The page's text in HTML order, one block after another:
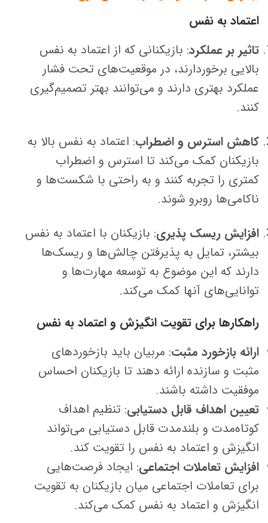
اعتماد به نفس
تاثیر بر عملکرد: بازیکنانی که از اعتماد به نفس
بالایی برخوردارند، در موقعیت‌های تحت فشار
عملکرد بهتری دارند و می‌توانند بهتر تصمیم‌گیری
کنند.
کاهش استرس و اضطراب: اعتماد به نفس بالا به
بازیکنان کمک می‌کند تا استرس و اضطراب
کمتری را تجربه کنند و به راحتی با شکست‌ها و
ناکامی‌ها روبرو شوند.
افزایش ریسک پذیری: بازیکنان با اعتماد به نفس
بیشتر، تمایل به پذیرفتن چالش‌ها و ریسک‌ها
دارند که این موضوع به توسعه مهارت‌ها و
توانایی‌های آنها کمک می‌کند.
راهکارها برای تقویت انگیزش و اعتماد به نفس
ارائه بازخورد مثبت: مربیان باید بازخوردهای
مثبت و سازنده ارائه دهند تا بازیکنان احساس
موفقیت داشته باشند.
تعیین اهداف قابل دستیابی: تنظیم اهداف
کوتاه‌مدت و بلندمدت قابل دستیابی می‌تواند
انگیزش و اعتماد به نفس را تقویت کند.
افزایش تعاملات اجتماعی: ایجاد فرصت‌هایی
برای تعاملات اجتماعی میان بازیکنان به تقویت
انگیزش و اعتماد به نفس کمک می‌کند.